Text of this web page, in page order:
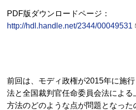
PDF版ダウンロードページ：
http://hdl.handle.net/2344/00049531
前回は、モディ政権が2015年に施
法と全国裁判官任命委員会法による
方法のどのような点が問題となった